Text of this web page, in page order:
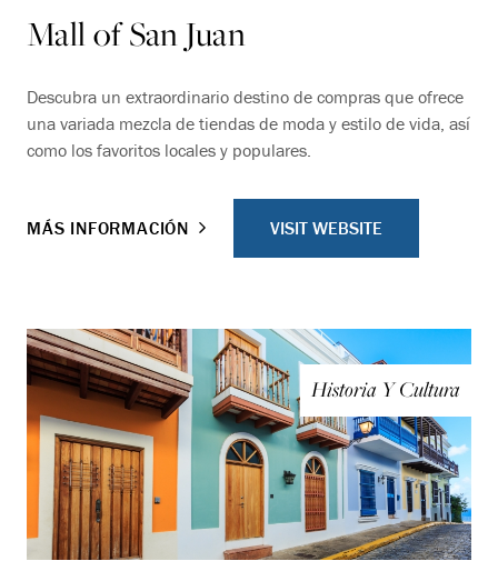
Mall of San Juan
Descubra un extraordinario destino de compras que ofrece
una variada mezcla de tiendas de moda y estilo de vida, así
como los favoritos locales y populares.
MÁS INFORMACIÓN VISIT WEBSITE
Historia Y Cultura